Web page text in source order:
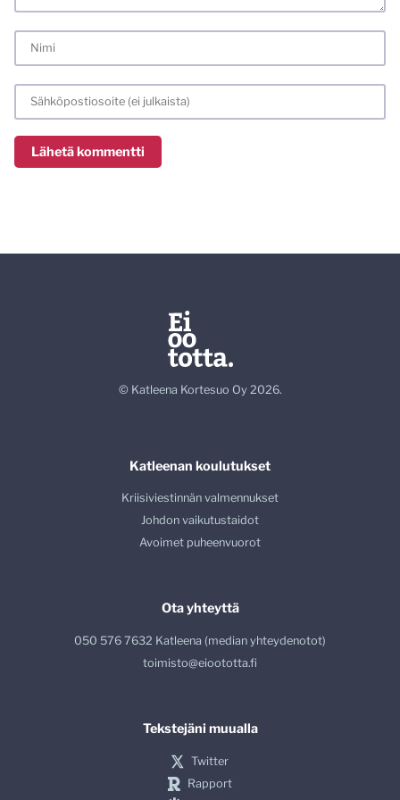
© Katleena Kortesuo Oy 2026.
Katleenan koulutukset
Kriisiviestinnän valmennukset
Johdon vaikutustaidot
Avoimet puheenvuorot
Ota yhteyttä
050 576 7632 Katleena (median yhteydenotot)
toimisto@eioototta.fi
Tekstejäni muualla
Twitter
Rapport